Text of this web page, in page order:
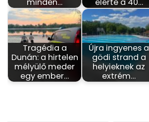
minden…
elérte a 40…
Tragédia a
Dunán: a hirtelen
mélyülő meder
egy ember…
Újra ingyenes a
gödi strand a
helyieknek az
extrém…